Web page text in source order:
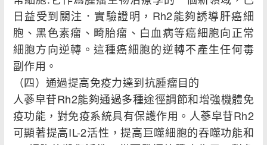
日益受到關注．實驗證明，Rh2能夠誘導肝癌細
胞、黑色素瘤、畸胎瘤、白血病等癌細胞向正常
細胞方向逆轉。這種癌細胞的逆轉不產生任何毒
副作用。
（四）通過提高免疫力達到抗腫瘤目的
人蔘皁苷Rh2能夠通過多種途徑調節和增強機體免
疫功能，對免疫系統具有保護作用。人蔘皁苷Rh2
可顯著提高IL-2活性，提高巨噬細胞的吞噬功能和